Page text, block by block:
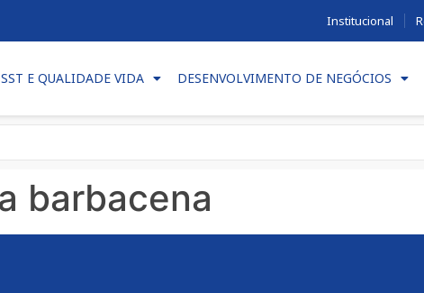
Institucional
SST E QUALIDADE VIDA DESENVOLVIMENTO DE NEGÓCIOS
barbacena